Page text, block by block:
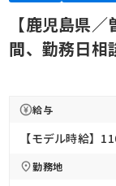
【鹿児島県
間、勤務日相
給与
【モデル時給】
勤務地